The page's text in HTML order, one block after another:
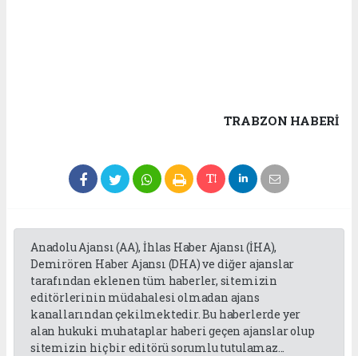
TRABZON HABERİ
Anadolu Ajansı (AA), İhlas Haber Ajansı (İHA),
Demirören Haber Ajansı (DHA) ve diğer ajanslar
tarafından eklenen tüm haberler, sitemizin
editörlerinin müdahalesi olmadan ajans
kanallarından çekilmektedir. Bu haberlerde yer
alan hukuki muhataplar haberi geçen ajanslar olup
sitemizin hiç bir editörü sorumlu tutulamaz...